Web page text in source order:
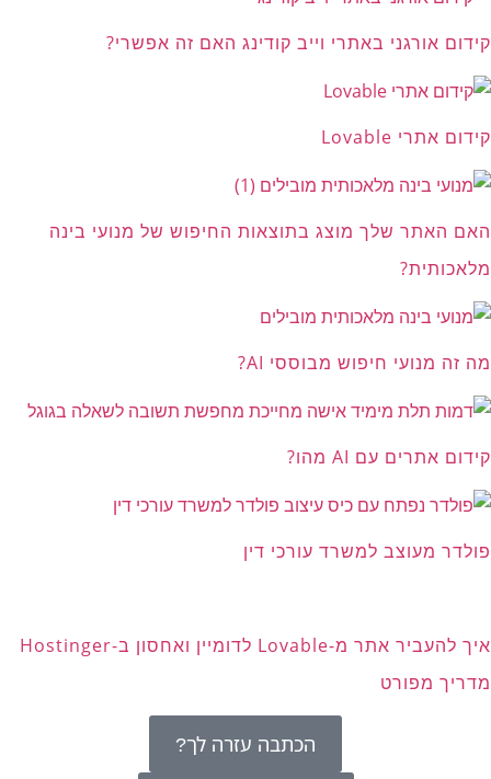
קידום אורגני באתרי וייב קודינג האם זה אפשרי?
קידום אתרי Lovable
האם האתר שלך מוצג בתוצאות החיפוש של מנועי בינה
מלאכותית?
מה זה מנועי חיפוש מבוססי AI?
קידום אתרים עם AI מהו?
פולדר מעוצב למשרד עורכי דין
איך להעביר אתר מ-Lovable לדומיין ואחסון ב-Hostinger
מדריך מפורט
הכתבה עזרה לך?